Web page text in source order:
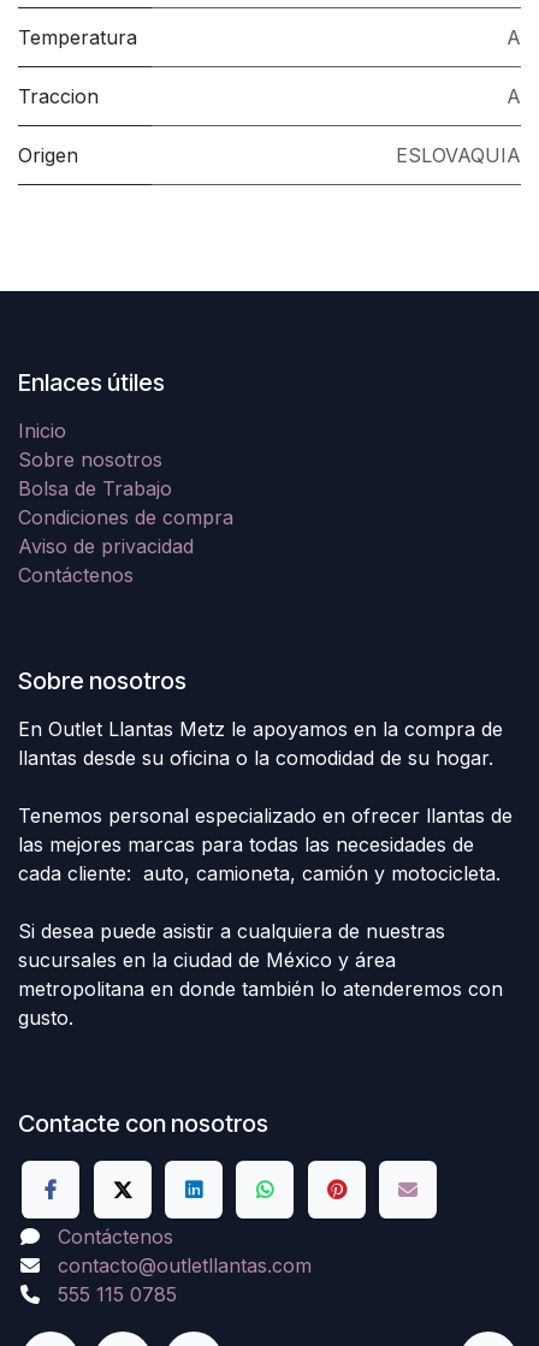
Temperatura A
Traccion A
Origen ESLOVAQUIA
Enlaces útiles
Inicio
Sobre nosotros
Bolsa de Trabajo
Condiciones de compra
Aviso de privacidad
Contáctenos
Sobre nosotros
En Outlet Llantas Metz le apoyamos en la compra de
llantas desde su oficina o la comodidad de su hogar.
Tenemos personal especializado en ofrecer llantas de
las mejores marcas para todas las necesidades de
cada cliente: auto, camioneta, camión y motocicleta.
Si desea puede asistir a cualquiera de nuestras
sucursales en la ciudad de México y área
metropolitana en donde también lo atenderemos con
gusto.
Contacte con nosotros
Contáctenos
contacto@outletllantas.com
555 115 0785